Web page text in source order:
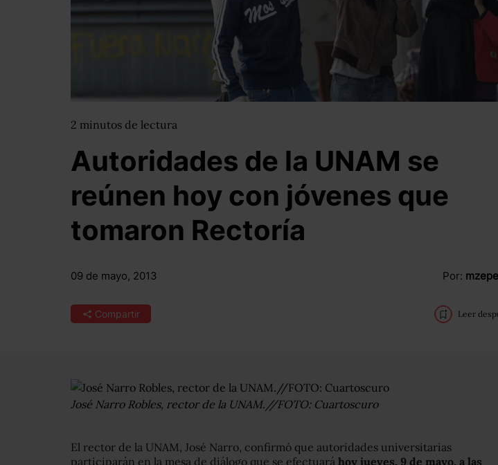
2 minutos de lectura
Autoridades de la UNAM se
reúnen hoy con jóvenes que
tomaron Rectoría
09 de mayo, 2013 Por:
Compartir Leer
José Narro Robles, rector de la UNAM.//FOTO: Cuartoscuro
El rector de la UNAM, José Narro, confirmó que autoridades universitarias
participarán en la mesa de diálogo que se efectuará hoy jueves, 9 de mayo, a las